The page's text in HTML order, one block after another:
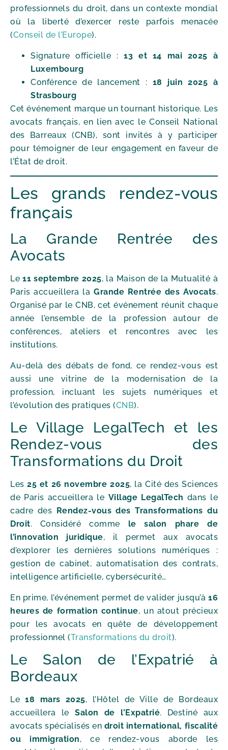
professionnels du droit, dans un contexte mondial
où la liberté d’exercer reste parfois menacée
(Conseil de l’Europe).
Signature officielle :13 et 14 mai 2025 à
Luxembourg
Conférence de lancement : 18 juin 2025 à
Strasbourg
Cet événement marque un tournant historique. Les
avocats français, en lien avec le Conseil National
des Barreaux (CNB), sont invités à y participer
pour témoigner de leur engagement en faveur de
l’État de droit.
Les grands rendez-vous
français
La Grande Rentrée des
Avocats
Le11 septembre 2025, la Maison de la Mutualité à
Paris accueillera la Grande Rentrée des Avocats.
Organisé par le CNB, cet événement réunit chaque
année l’ensemble de la profession autour de
conférences, ateliers et rencontres avec les
institutions.
Au-delà des débats de fond, ce rendez-vous est
aussi une vitrine de la modernisation de la
profession, incluant les sujets numériques et
l’évolution des pratiques (CNB).
Le Village LegalTech et les
Rendez-vous des
Transformations du Droit
Les25 et 26 novembre 2025, la Cité des Sciences
de Paris accueillera le Village LegalTech dans le
cadre des
Rendez-vous des Transformations du
Droit. Considéré comme le salon phare de
l’innovation juridique, il permet aux avocats
d’explorer les dernières solutions numériques :
gestion de cabinet, automatisation des contrats,
intelligence artificielle, cybersécurité…
En prime, l’événement permet de valider jusqu’à 16
heures de formation continue, un atout précieux
pour les avocats en quête de développement
professionnel (Transformations du droit).
Le Salon de l’Expatrié à
Bordeaux
Le18 mars 2025, l’Hôtel de Ville de Bordeaux
accueillera le Salon de l’Expatrié. Destiné aux
avocats spécialisés en droit international, fiscalité
ou immigration, ce rendez-vous aborde les